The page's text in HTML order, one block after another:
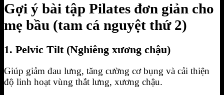
Gợi ý bài tập Pilates đơn giản cho
mẹ bầu (tam cá nguyệt thứ 2)
1. Pelvic Tilt (Nghiêng xương chậu)
Giúp giảm đau lưng, tăng cường cơ bụng và cải thiện
độ linh hoạt vùng thắt lưng, xương chậu.